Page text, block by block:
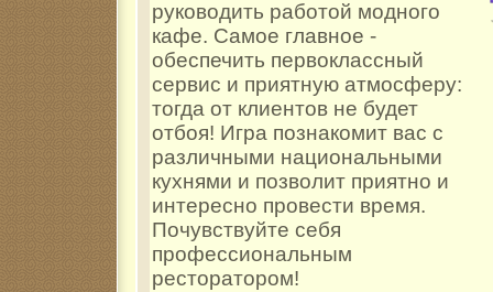
руководить работой модного
кафе. Самое главное -
обеспечить первоклассный
сервис и приятную атмосферу:
тогда от клиентов не будет
отбоя! Игра познакомит вас с
различными национальными
кухнями и позволит приятно и
интересно провести время.
Почувствуйте себя
профессиональным
ресторатором!